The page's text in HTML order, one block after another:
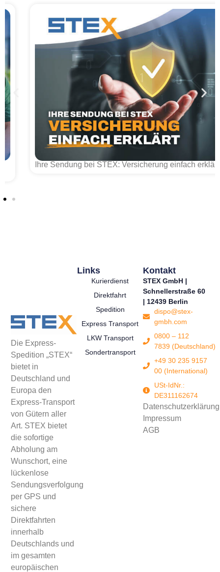
Ihre Sendung bei STEX: Versicherung einfach erklärt
Die Express-
Spedition „STEX“
bietet in
Deutschland und
Europa den
Express-Transport
von Gütern aller
Art. STEX bietet
die sofortige
Abholung am
Wunschort, eine
lückenlose
Sendungsverfolgung
per GPS und
sichere
Direktfahrten
innerhalb
Deutschlands und
im gesamten
europäischen
Links
Kurierdienst
Direktfahrt
Spedition
Express Transport
LKW Transport
Sondertransport
Kontakt
STEX GmbH |
Schnellerstraße 60
| 12439 Berlin
dispo@stex-
gmbh.com
0800 – 112
7839 (Deutschland)
+49 30 235 9157
00 (International)
USt-IdNr.:
DE311162674
Datenschutzerklärung
Impressum
AGB